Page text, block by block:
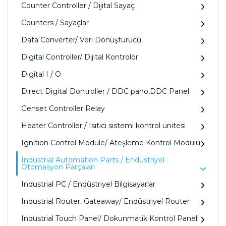
Counter Controller / Dijital Sayaç
Counters / Sayaçlar
Data Converter/ Veri Dönüştürücü
Digital Controller/ Dijital Kontrolör
Digital I / O
Direct Digital Dontroller / DDC pano,DDC Panel
Genset Controller Relay
Heater Controller / Isıtıcı sistemi kontrol ünitesi
Ignition Control Module/ Ateşleme Kontrol Modülü
Industrial Automation Parts / Endüstriyel
Otomasyon Parçaları
Industrial PC / Endüstriyel Bilgisayarlar
Industrial Router, Gateaway/ Endüstriyel Router
Industrial Touch Panel/ Dokunmatik Kontrol Paneli